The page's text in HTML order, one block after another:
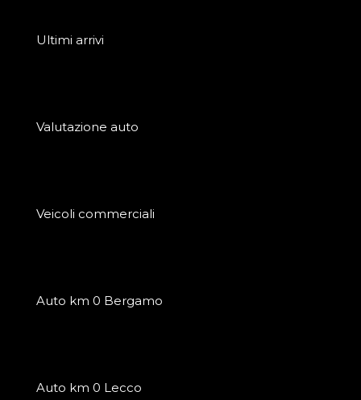
Ultimi arrivi
Valutazione auto
Veicoli commerciali
Auto km 0 Bergamo
Auto km 0 Lecco